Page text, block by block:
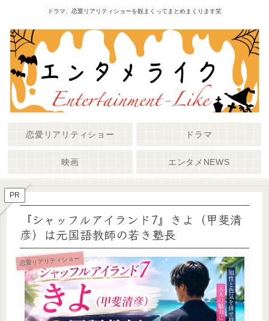
ドラマ、恋愛リアリティショーを観まくってまとめまくります笑
恋愛リアリティショー ドラマ
映画 エンタメNEWS
PR
『シャッフルアイランド7』きよ（甲斐清
彦）は元国語教師の若き塾長
恋愛リアリティショー